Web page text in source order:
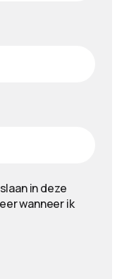
in deze
wanneer ik